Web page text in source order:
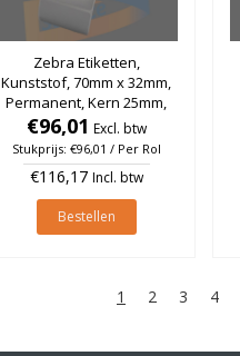
Zebra Etiketten,
Kunststof, 70mm x 32mm,
Permanent, Kern 25mm,
Zilver, rol à 2.370 stuks
€96,01 Excl. btw
Stukprijs: €96,01 / Per Rol
€116,17 Incl. btw
Bestellen
1 2 3 4